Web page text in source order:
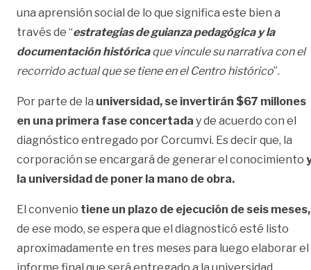
una aprensión social de lo que significa este bien a
través de “estrategias de guianza pedagógica y la
documentación históricaque vincule su narrativa con el
recorrido actual que se tiene en el Centro histórico”.
Por parte de la universidad, se invertirán $67 millones
en una primera fase concertada y de acuerdo con el
diagnóstico entregado por Corcumvi. Es decir que, la
corporación se encargará de generar el conocimiento
la universidad de poner la mano de obra.
El convenio tiene un plazo de ejecución de seis meses,
de ese modo, se espera que el diagnosticó esté listo
aproximadamente en tres meses para luego elaborar el